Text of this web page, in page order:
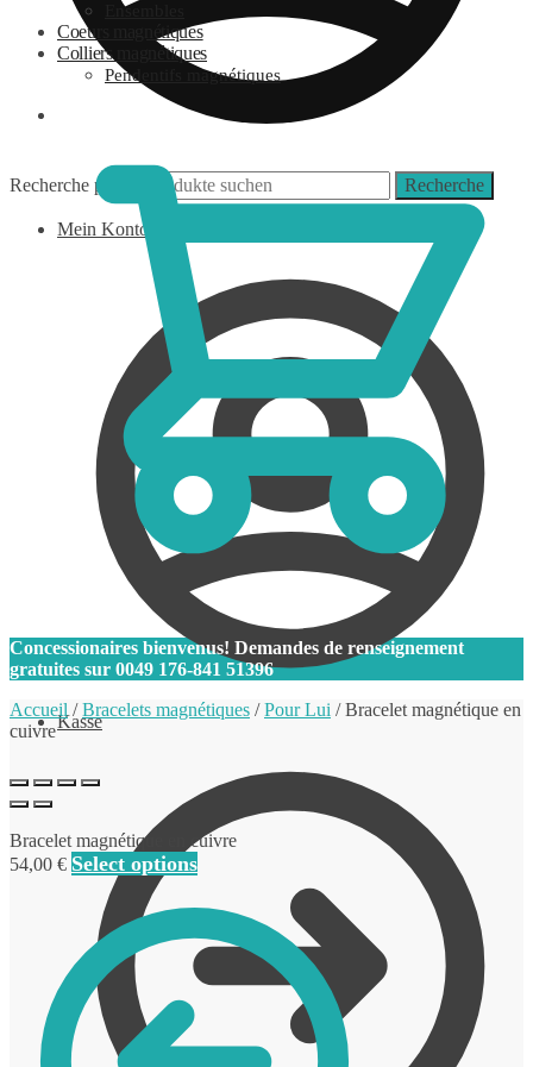
Recherche pour : Recherche
Mein Konto
Kasse
Ensembles
Coeurs magnétiques
Colliers magnétiques
Pendentifs magnétiques
Concessionaires bienvenus! Demandes de renseignement
gratuites sur 0049 176-841 51396
Accueil /Bracelets magnétiques /Pour Lui /Bracelet magnétique en
cuivre
Bracelet magnétique en cuivre
54,00 € Select options